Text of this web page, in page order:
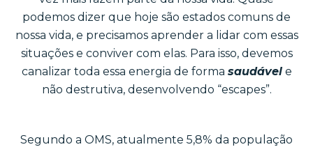
podemos dizer que hoje são estados comuns de
nossa vida, e precisamos aprender a lidar com essas
situações e conviver com elas. Para isso, devemos
canalizar toda essa energia de forma saudávele
não destrutiva, desenvolvendo “escapes”.
Segundo a OMS, atualmente 5,8% da população